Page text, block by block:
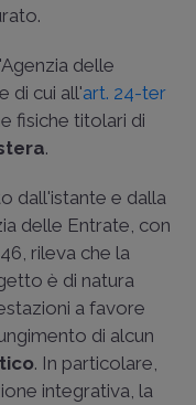
delle
di cui all'art. 24-ter
fisiche titolari di
.
dall'istante e dalla
delle Entrate, con
rileva che la
è di natura
a favore
di alcun
. In particolare,
integrativa, la